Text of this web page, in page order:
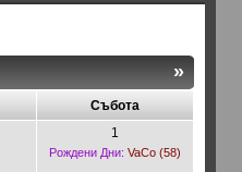
»
Събота
1
Рождени Дни: VaCo (58)